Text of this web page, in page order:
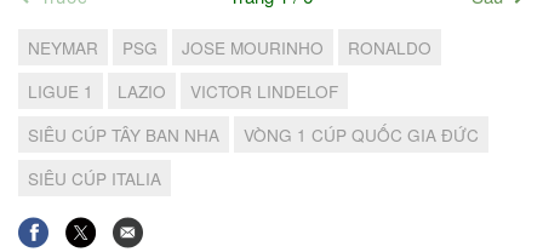
NEYMAR PSG JOSE MOURINHO
RONALDO
LIGUE 1
LAZIO
VICTOR LINDELOF
SIÊU CÚP TÂY BAN NHA
VÒNG 1 CÚP QUỐC GIA ĐỨC
SIÊU CÚP ITALIA